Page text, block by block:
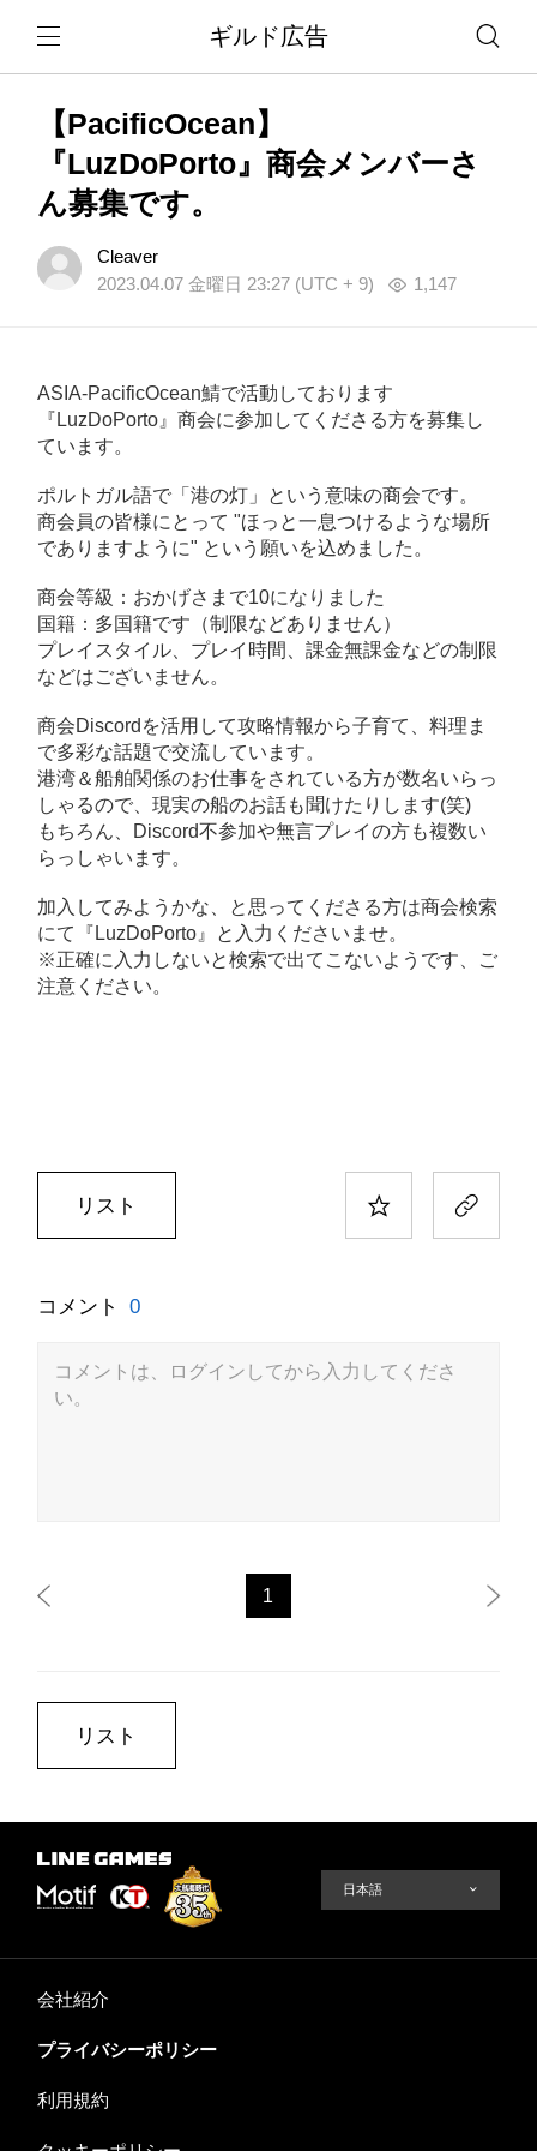
ギルド広告
【PacificOcean】
『LuzDoPorto』商会メンバーさ
ん募集です。
Cleaver
2023.04.07 金曜日 23:27 (UTC + 9)
1,147
ASIA-PacificOcean鯖で活動しております
『LuzDoPorto』商会に参加してくださる方を募集し
ています。
ポルトガル語で「港の灯」という意味の商会です。
商会員の皆様にとって "ほっと一息つけるような場所
でありますように" という願いを込めました。
商会等級：おかげさまで10になりました
国籍：多国籍です（制限などありません）
プレイスタイル、プレイ時間、課金無課金などの制限
などはございません。
商会Discordを活用して攻略情報から子育て、料理ま
で多彩な話題で交流しています。
港湾＆船舶関係のお仕事をされている方が数名いらっ
しゃるので、現実の船のお話も聞けたりします(笑)
もちろん、Discord不参加や無言プレイの方も複数い
らっしゃいます。
加入してみようかな、と思ってくださる方は商会検索
にて『LuzDoPorto』と入力くださいませ。
※正確に入力しないと検索で出てこないようです、ご
注意ください。
リスト
コメント 0
コメントは、ログインしてから入力してくださ
い。
1
リスト
会社紹介
プライバシーポリシー
利用規約